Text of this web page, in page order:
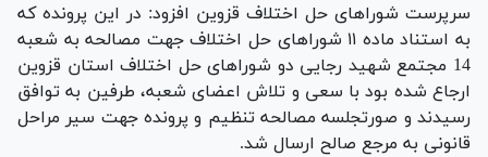
سرپرست شورا‌های حل اختلاف قزوین افزود: در این پرونده که
به استناد ماده ۱۱ شورا‌های حل اختلاف جهت مصالحه به شعبه
14 مجتمع شهید رجایی دو شوراهای حل اختلاف استان قزوین
ارجاع شده بود با سعی و تلاش اعضای شعبه، طرفین به توافق
رسیدند و صورتجلسه مصالحه تنظیم و پرونده جهت سیر مراحل
قانونی به مرجع صالح ارسال شد.